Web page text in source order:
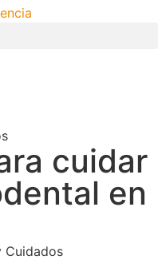
cuidar
en
Cuidados